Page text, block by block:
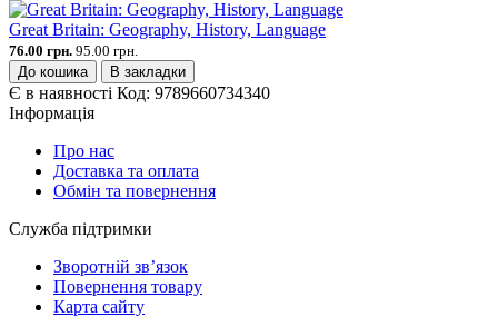
Great Britain: Geography, History, Language
76.00 грн. 95.00 грн.
До кошика
В закладки
Є в наявності Код: 9789660734340
Інформація
Про нас
Доставка та оплата
Обмін та повернення
Служба підтримки
Зворотній зв’язок
Повернення товару
Карта сайту